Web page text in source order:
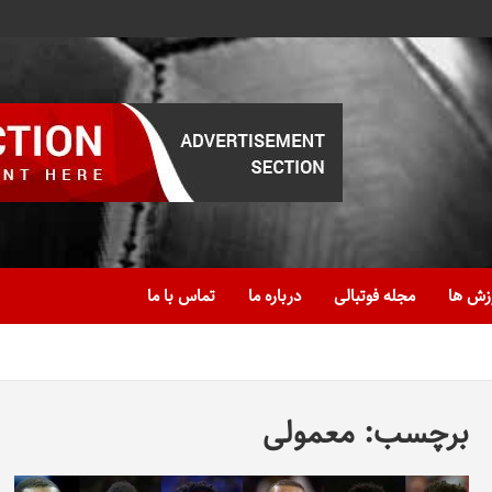
ها مجله فوتبالی درباره ما تماس با ما
برچسب: معمولی